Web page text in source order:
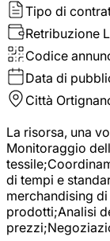
Tipo di
Retribuzione
Codice
Data di
Città
La risorsa, una
Monitoraggio
di tempi e
merchandising
prodotti;Analisi